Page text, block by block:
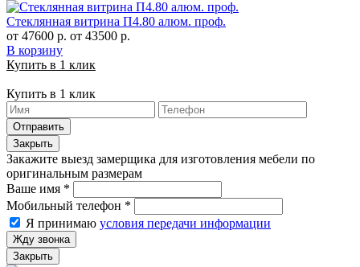
Стеклянная витрина П4.80 алюм. проф.
от 47600 р. от 43500 р.
В корзину
Купить в 1 клик
Купить в 1 клик
Отправить
Закрыть
Закажите выезд замерщика для изготовления мебели по
оригинальным размерам
Ваше имя *
Мобильный телефон *
Я принимаю условия передачи информации
Жду звонка
Закрыть